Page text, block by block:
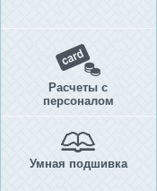
Расчеты с
персоналом
Умная подшивка